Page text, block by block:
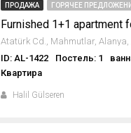
ПРОДАЖА ГОРЯЧЕЕ
ID: AL-1422
Постель: 1
Квартира
Halil Gülseren